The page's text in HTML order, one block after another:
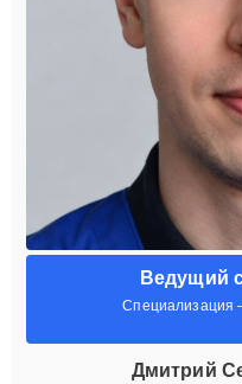
Ведущий
Специализация
Дмитрий